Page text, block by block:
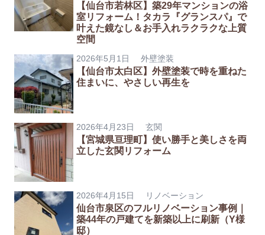
【仙台市若林区】築29年マンションの浴
室リフォーム！タカラ『グランスパ』で
叶えた鏡なし＆お手入れラクラクな上質
空間
2026年5月1日 外壁塗装
【仙台市太白区】外壁塗装で時を重ねた
住まいに、やさしい再生を
2026年4月23日 玄関
【宮城県亘理町】使い勝手と美しさを両
立した玄関リフォーム
2026年4月15日 リノベーション
仙台市泉区のフルリノベーション事例｜
築44年の戸建てを新築以上に刷新（Y様
邸）